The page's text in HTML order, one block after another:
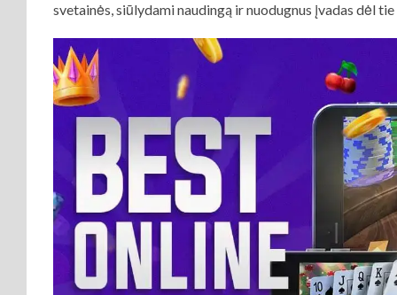
svetainės, siūlydami naudingą ir nuodugnus įvadas dėltie